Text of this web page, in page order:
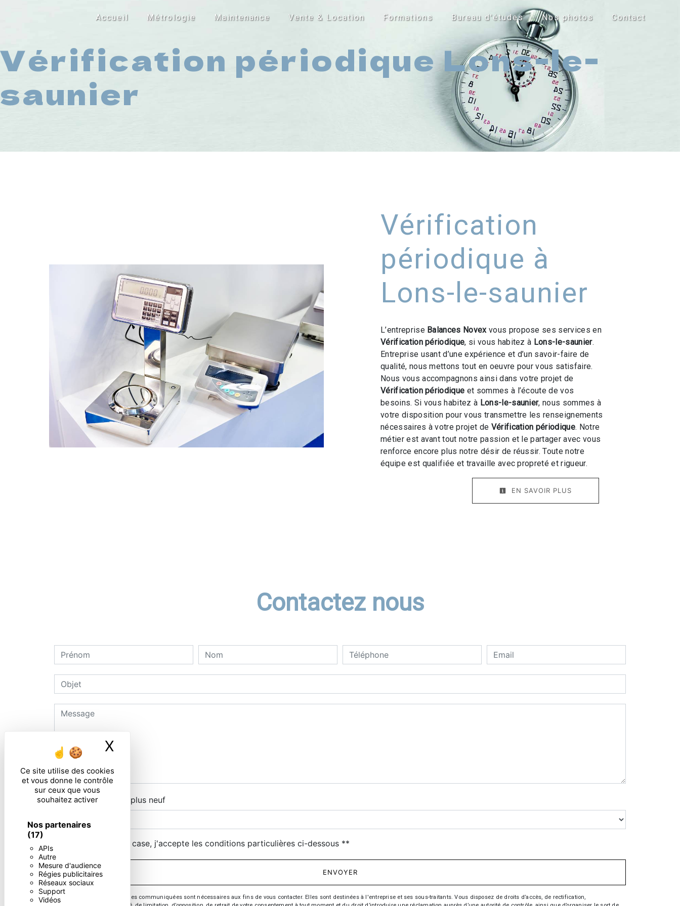
Ce site utilise des cookies
et vous donne le contrôle
sur ceux que vous
souhaitez activer
Nos partenaires
(17)
APIs
Autre
Mesure d'audience
Régies publicitaires
Réseaux sociaux
Support
Vidéos
X
Accueil Métrologie Maintenance Vente & Location Formations Bureau d'études Nos photos Contact
Vérification périodique Lons-le-
saunier
Vérification
périodique à
Lons-le-saunier
L’entreprise Balances Novexvous propose ses services en
Vérification périodique, si vous habitez à Lons-le-saunier.
Entreprise usant d’une expérience et d’un savoir-faire de
qualité, nous mettons tout en oeuvre pour vous satisfaire.
Nous vous accompagnons ainsi dans votre projet de
Vérification périodique et sommes à l’écoute de vos
besoins. Si vous habitez à Lons-le-saunier, nous sommes à
votre disposition pour vous transmettre les renseignements
nécessaires à votre projet de Vérification périodique. Notre
métier est avant tout notre passion et le partager avec vous
renforce encore plus notre désir de réussir. Toute notre
équipe est qualifiée et travaille avec propreté et rigueur.
EN SAVOIR PLUS
Contactez nous
Combien font deux plus neuf
En cochant cette case, j'accepte les conditions particulières ci-dessous **
ENVOYER
** Les données personnelles communiquées sont nécessaires aux fins de vous contacter. Elles sont destinées à l'entreprise et ses sous-traitants. Vous disposez de droits d’accès, de rectification,